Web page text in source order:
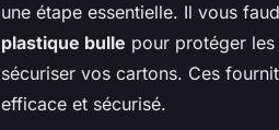
une étape essentielle. Il vous
plastique bulle pour protéger
sécuriser vos cartons. Ces
efficace et sécurisé.